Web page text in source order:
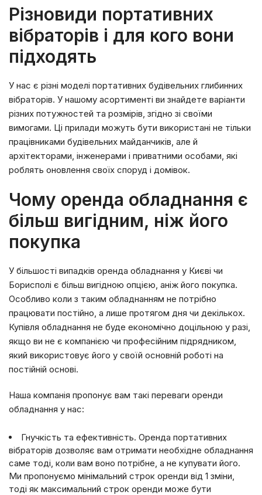
Різновиди портативних
вібраторів і для кого вони
підходять
У нас є різні моделі портативних будівельних глибинних
вібраторів. У нашому асортименті ви знайдете варіанти
різних потужностей та розмірів, згідно зі своїми
вимогами. Ці прилади можуть бути використані не тільки
працівниками будівельних майданчиків, але й
архітекторами, інженерами і приватними особами, які
роблять оновлення своїх споруд і домівок.
Чому оренда обладнання є
більш вигідним, ніж його
покупка
У більшості випадків оренда обладнання у Києві чи
Борисполі є більш вигідною опцією, аніж його покупка.
Особливо коли з таким обладнанням не потрібно
працювати постійно, а лише протягом дня чи декількох.
Купівля обладнання не буде економічно доцільною у разі,
якщо ви не є компанією чи професійним підрядником,
який використовує його у своїй основній роботі на
постійній основі.
Наша компанія пропонує вам такі переваги оренди
обладнання у нас:
Гнучкість та ефективність. Оренда портативних
вібраторів дозволяє вам отримати необхідне обладнання
саме тоді, коли вам воно потрібне, а не купувати його.
Ми пропонуємо мінімальний строк оренди від 1 зміни,
тоді як максимальний строк оренди може бути